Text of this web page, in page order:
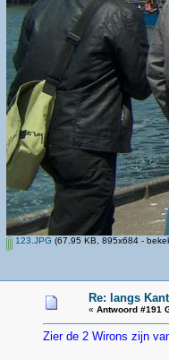
123.JPG (67.95 KB, 895x684 -
Re: langs
« Antwoord #191
Zier de 2 Wirons zijn